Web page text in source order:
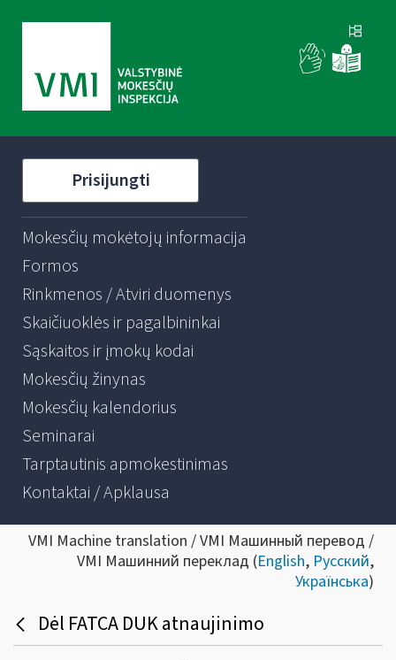
Prisijungti
Mokesčių mokėtojų informacija
Formos
Rinkmenos / Atviri duomenys
Skaičiuoklės ir pagalbininkai
Sąskaitos ir įmokų kodai
Mokesčių žinynas
Mokesčių kalendorius
Seminarai
Tarptautinis apmokestinimas
Kontaktai / Apklausa
VMI Machine translation / VMI Машинный перевод /
VMI Машинний переклад (English, Русский,
Українська)
Dėl FATCA DUK atnaujinimo